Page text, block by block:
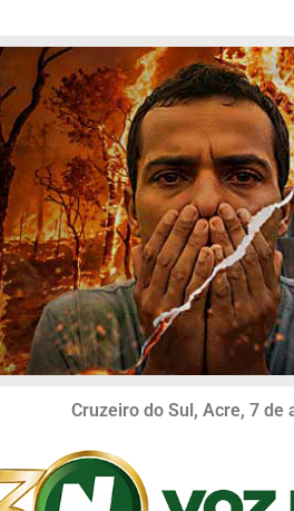
Cruzeiro do Sul, Acre, 7 de